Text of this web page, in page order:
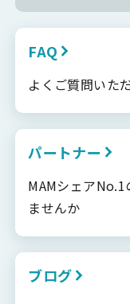
FAQ
よくご質問いた
パートナー
MAMシェア
ませんか
ブログ